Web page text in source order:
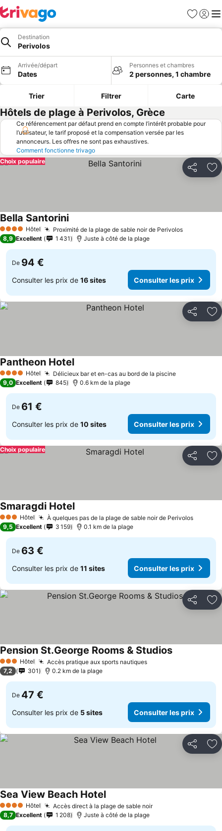
Favoris
Se
Destination
Perivolos
Arrivée/départ
Dates
Personnes et chambres
2 personnes, 1 chambre
Trier Filtrer Carte
Hôtels de plage à Perivolos, Grèce
Ce référencement par défaut prend en compte l’intérêt probable pour
l’utilisateur, le tarif proposé et la compensation versée par les
annonceurs. Les offres ne sont pas exhaustives.
Comment fonctionne trivago
Partager
Choix populaire
4 Étoiles Hôtel Proximité de la plage de sable noir de Perivolos
Bella Santorini
8,9 Excellent 1 431 Juste à côté de la plage
De 94 €
Consulter les prix de 16 sites Consulter les prix
Partager
4 Étoiles Hôtel Délicieux bar et en-cas au bord de la piscine
Pantheon Hotel
9,0 Excellent 845 0.6 km de la plage
De 61 €
Consulter les prix de 10 sites Consulter les prix
Partager
Choix populaire
3 ÉtoilesHôtel À quelques pas de la plage de sable noir de Perivolos
Smaragdi Hotel
9,5 Excellent 3 159 0.1 km de la plage
De 63 €
Consulter les prix de 11 sites Consulter les prix
Partager
3 ÉtoilesHôtel Accès pratique aux sports nautiques
Pension St.George Rooms & Studios
7,2 301 0.2 km de la plage
De 47 €
Consulter les prix de 5 sites Consulter les prix
Partager
4 Étoiles Hôtel Accès direct à la plage de sable noir
Sea View Beach Hotel
8,7 Excellent 1 208 Juste à côté de la plage